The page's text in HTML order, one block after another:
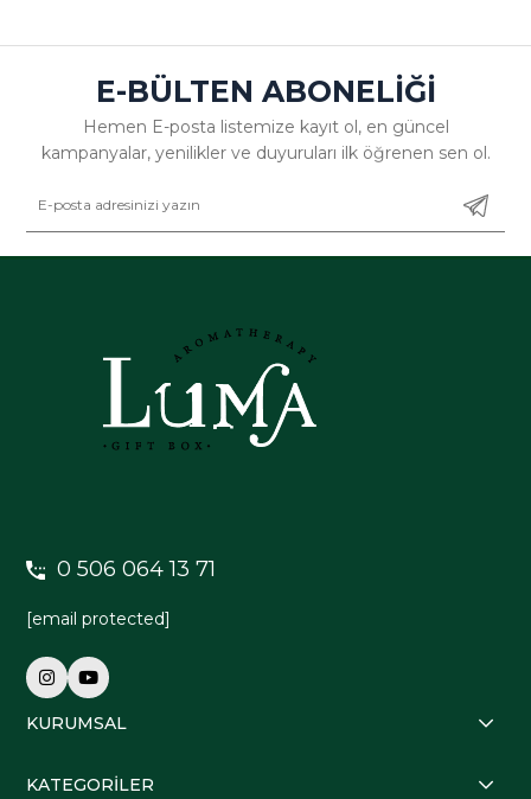
E-BÜLTEN ABONELİĞİ
Hemen E-posta listemize kayıt ol, en güncel
kampanyalar, yenilikler ve duyuruları ilk öğrenen sen ol.
0 506 064 13 71
[email protected]
KURUMSAL
KATEGORİLER